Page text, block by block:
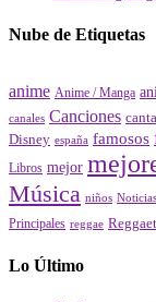
Nube de Etiquetas
anime Anime / Manga
canales Canciones
Disney españa famosos
Libros mejor
Música niños
Principales reggae
Lo Último